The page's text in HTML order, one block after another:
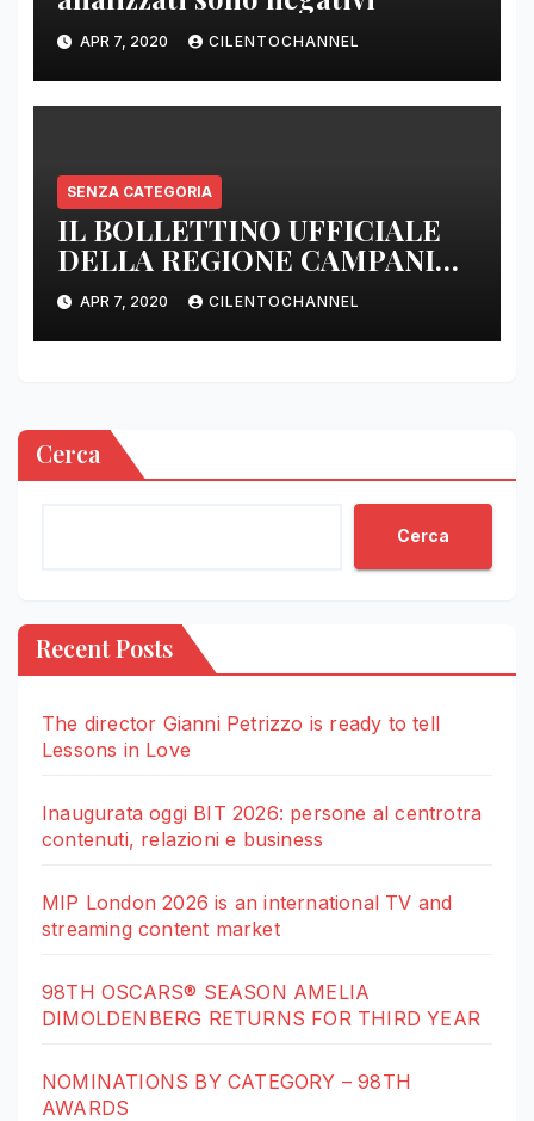
APR 7, 2020 CILENTOCHANNEL
SENZA CATEGORIA
IL BOLLETTINO UFFICIALE
DELLA REGIONE CAMPANIA
DELLE ORE 22.00
APR 7, 2020 CILENTOCHANNEL
Cerca
Cerca
Recent Posts
The director Gianni Petrizzo is ready to tell
Lessons in Love
Inaugurata oggi BIT 2026: persone al centrotra
contenuti, relazioni e business
MIP London 2026 is an international TV and
streaming content market
98TH OSCARS® SEASON AMELIA
DIMOLDENBERG RETURNS FOR THIRD YEAR
NOMINATIONS BY CATEGORY – 98TH
AWARDS